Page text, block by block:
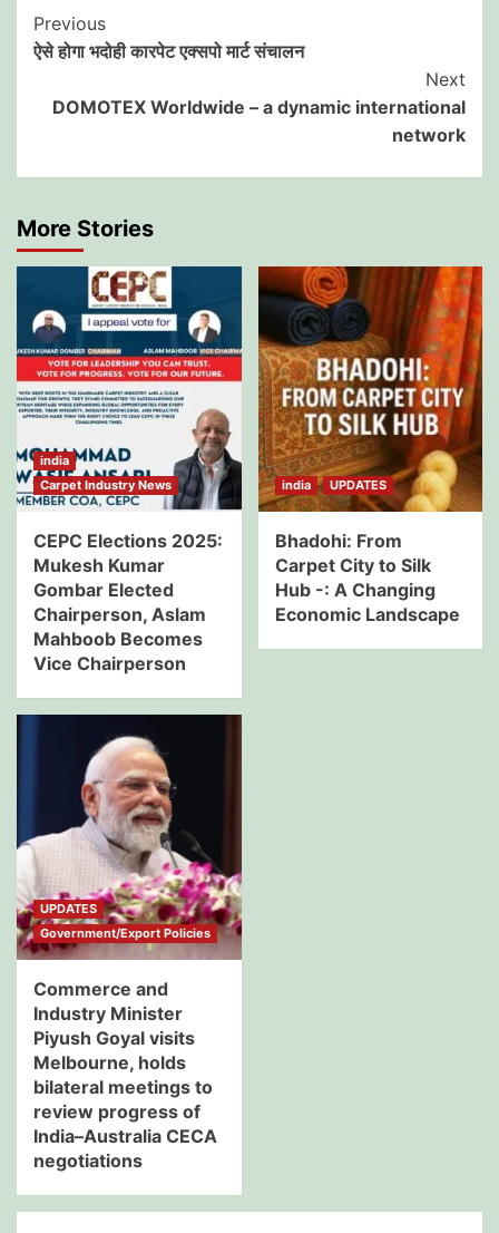
Post
Navigation
Previous
ऐसे होगा भदोही कारपेट एक्सपो मार्ट संचालन
Next
DOMOTEX Worldwide – a dynamic international
network
More Stories
india
Carpet Industry News
CEPC Elections 2025:
Mukesh Kumar
Gombar Elected
Chairperson, Aslam
Mahboob Becomes
Vice Chairperson
india UPDATES
Bhadohi: From
Carpet City to Silk
Hub -: A Changing
Economic Landscape
UPDATES
Government/Export Policies
Commerce and
Industry Minister
Piyush Goyal visits
Melbourne, holds
bilateral meetings to
review progress of
India–Australia CECA
negotiations